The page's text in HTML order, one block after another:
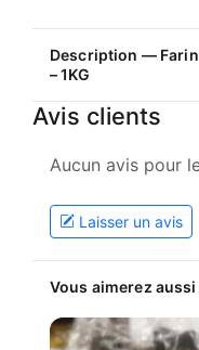
Description —
– 1KG
Avis clients
Aucun avis pour
Laisser un avis
Vous aimerez aussi